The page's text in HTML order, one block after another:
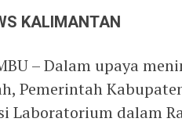
KALIMANTAN
– Dalam upaya
Pemerintah
Laboratorium dalam